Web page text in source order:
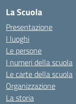
La Scuola
Presentazione
I luoghi
Le persone
I numeri della scuola
Le carte della scuola
Organizzazione
La storia